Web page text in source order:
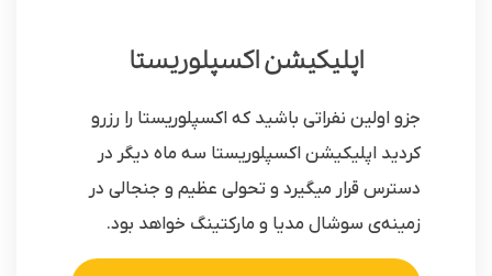
اپلیکیشن اکسپلوریستا
جزو اولین نفراتی باشید که اکسپلوریستا را رزرو
کردید اپلیکیشن اکسپلوریستا سه ماه دیگر در
دسترس قرار میگیرد و تحولی عظیم و جنجالی در
زمینه‌ی سوشال مدیا و مارکتینگ خواهد بود.